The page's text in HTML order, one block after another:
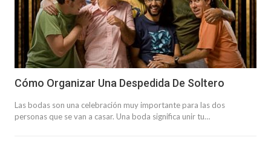
Cómo Organizar Una Despedida De Soltero
Las bodas son una celebración muy importante para las dos
personas que se van a casar. Una boda significa unir tu…